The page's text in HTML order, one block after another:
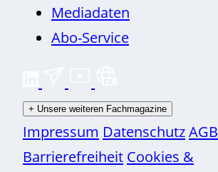
Mediadaten
Abo-Service
+ Unsere weiteren Fachmagazine
Impressum DatenschutzAGB
Barrierefreiheit Cookies &